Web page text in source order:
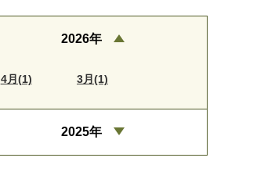
2026年
4月(1) 3月(1)
2025年